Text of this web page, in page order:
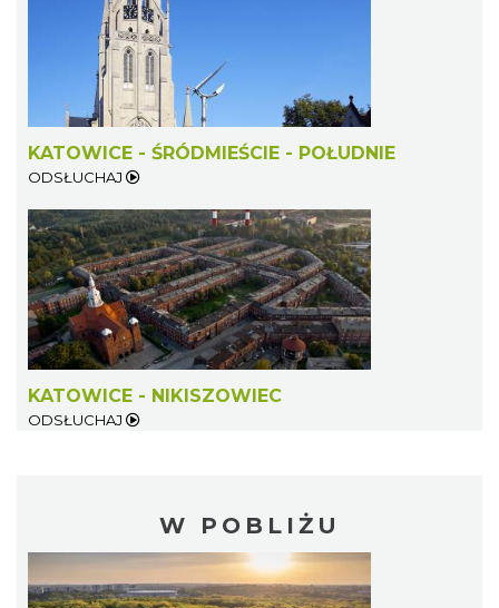
KATOWICE - ŚRÓDMIEŚCIE - POŁUDNIE
ODSŁUCHAJ
KATOWICE - NIKISZOWIEC
ODSŁUCHAJ
W POBLIŻU